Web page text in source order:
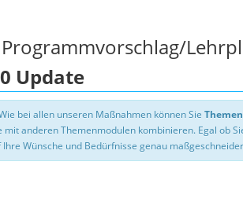
Update
bei allen unseren Maßnahmen können Sie
mit anderen Themenmodulen kombinieren. Egal ob
Wünsche und Bedürfnisse genau